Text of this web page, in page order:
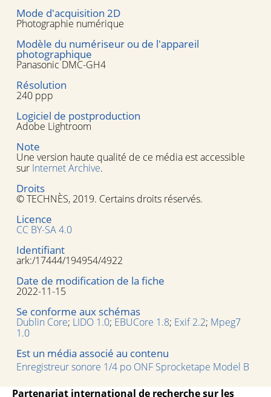
Mode d'acquisition 2D
Photographie numérique
Modèle du numériseur ou de l'appareil
photographique
Panasonic DMC-GH4
Résolution
240 ppp
Logiciel de postproduction
Adobe Lightroom
Note
Une version haute qualité de ce média est accessible
sur Internet Archive.
Droits
© TECHNÈS, 2019. Certains droits réservés.
Licence
CC BY-SA 4.0
Identifiant
ark:/17444/194954/4922
Date de modification de la fiche
2022-11-15
Se conforme aux schémas
Dublin Core; LIDO 1.0; EBUCore 1.8; Exif 2.2; Mpeg7
1.0
Est un média associé au contenu
Enregistreur sonore 1/4 po ONF Sprocketape Model B
Partenariat international de recherche sur les